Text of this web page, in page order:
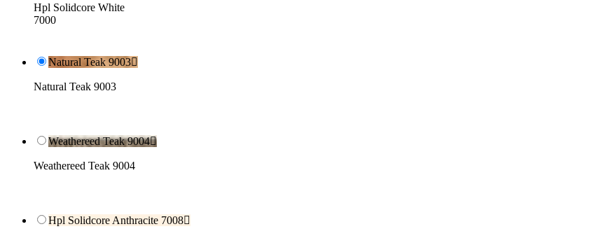
Hpl Solidcore White
7000
Natural Teak 9003
Natural Teak 9003
Weathereed Teak 9004
Weathereed Teak 9004
Hpl Solidcore Anthracite 7008